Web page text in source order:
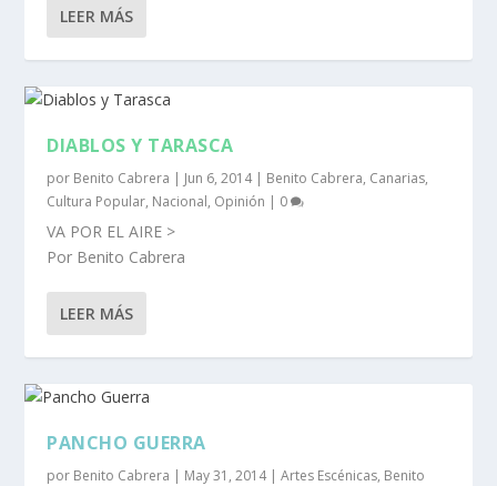
LEER MÁS
DIABLOS Y TARASCA
por Benito Cabrera | Jun 6, 2014| Benito Cabrera, Canarias,
Cultura Popular, Nacional, Opinión | 0
VA POR EL AIRE >
Por Benito Cabrera
LEER MÁS
PANCHO GUERRA
por Benito Cabrera | May 31, 2014|Artes Escénicas, Benito